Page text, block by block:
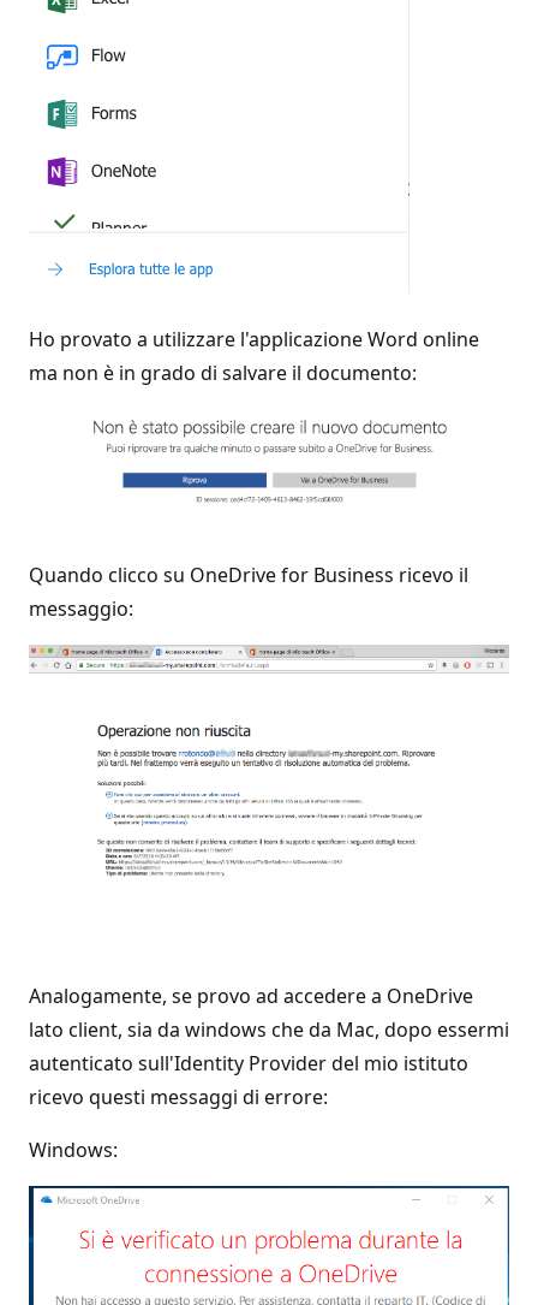
Ho provato a utilizzare l'applicazione Word online
ma non è in grado di salvare il documento:
Quando clicco su OneDrive for Business ricevo il
messaggio:
Analogamente, se provo ad accedere a OneDrive
lato client, sia da windows che da Mac, dopo essermi
autenticato sull'Identity Provider del mio istituto
ricevo questi messaggi di errore:
Windows: